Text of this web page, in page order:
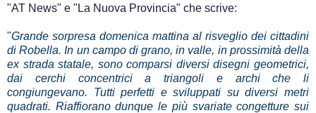
"AT News" e "La Nuova Provincia" che scrive:
"Grande sorpresa domenica mattina al risveglio dei cittadini
di Robella. In un campo di grano, in valle, in prossimità della
ex strada statale, sono comparsi diversi disegni geometrici,
dai cerchi concentrici a triangoli e archi che li
congiungevano. Tutti perfetti e sviluppati su diversi metri
quadrati. Riaffiorano dunque le più svariate congetture sui